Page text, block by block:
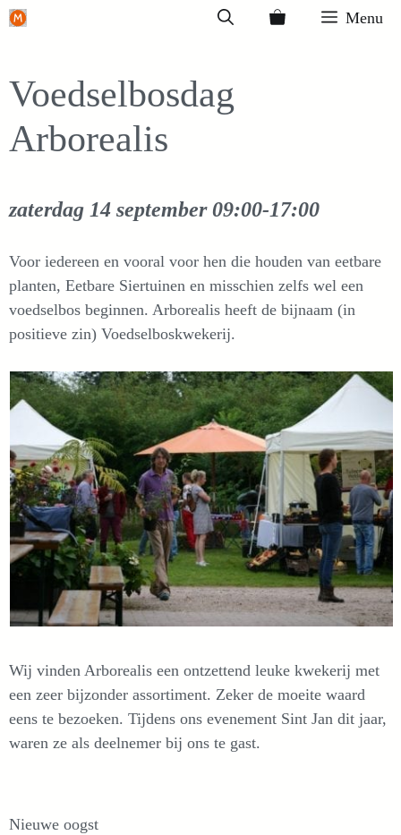
Ga
inhoud
Menu
Voedselbosdag
Arborealis
zaterdag 14 september09:00-17:00
Voor iedereen en vooral voor hen die houden van eetbare
planten, Eetbare Siertuinen en misschien zelfs wel een
voedselbos beginnen. Arborealis heeft de bijnaam (in
positieve zin) Voedselboskwekerij.
Wij vinden Arborealis een ontzettend leuke kwekerij met
een zeer bijzonder assortiment. Zeker de moeite waard
eens te bezoeken. Tijdens ons evenement Sint Jan dit jaar,
waren ze als deelnemer bij ons te gast.
Nieuwe oogst